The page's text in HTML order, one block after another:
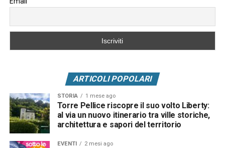
ARTICOLI POPOLARI
STORIA 1 mese ago
Torre Pellice riscopre il suo volto Liberty:
al via un nuovo itinerario tra ville storiche,
architettura e sapori del territorio
EVENTI 2 mesi ago